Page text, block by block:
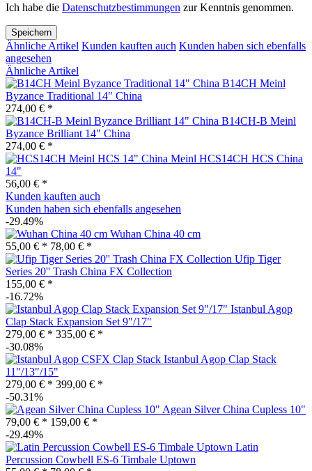
Ich habe die Datenschutzbestimmungen zur Kenntnis genommen.
Speichern
Ähnliche Artikel Kunden kauften auch Kunden haben sich ebenfalls
angesehen
Ähnliche Artikel
B14CH Meinl
Byzance Traditional 14" China
274,00 € *
B14CH-B Meinl
Byzance Brilliant 14" China
274,00 € *
Meinl HCS14CH HCS China
14"
56,00 € *
Kunden kauften auch
Kunden haben sich ebenfalls angesehen
-29.49%
Wuhan China 40 cm
55,00 € * 78,00 € *
Ufip Tiger
Series 20'' Trash China FX Collection
155,00 € *
-16.72%
Istanbul Agop
Clap Stack Expansion Set 9"/17"
279,00 € * 335,00 € *
-30.08%
Istanbul Agop Clap Stack
11"/13"/15"
279,00 € * 399,00 € *
-50.31%
Agean Silver China Cupless 10"
79,00 € * 159,00 € *
-29.49%
Latin
Percussion Cowbell ES-6 Timbale Uptown